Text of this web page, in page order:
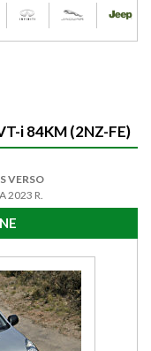
i 84KM (2NZ-FE)
VERSO
2023 R.